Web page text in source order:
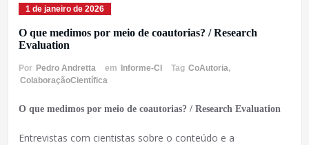
1 de janeiro de 2026
O que medimos por meio de coautorias? / Research
Evaluation
Por Pedro Andretta em Informe-CI Tag CoAutoria,
ColaboraçãoCientífica
O que medimos por meio de coautorias? / Research Evaluation
Entrevistas com cientistas sobre o conteúdo e a